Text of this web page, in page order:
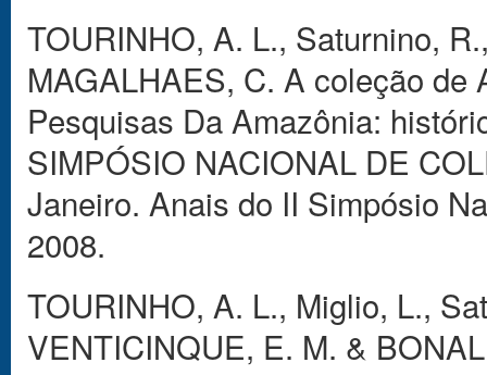
TOURINHO, A. L., Saturnino,
MAGALHAES, C. A coleção de
Pesquisas Da Amazônia:
SIMPÓSIO NACIONAL DE
Janeiro. Anais do II Simpósio
2008.
TOURINHO, A. L., Miglio, L.,
VENTICINQUE, E. M. &